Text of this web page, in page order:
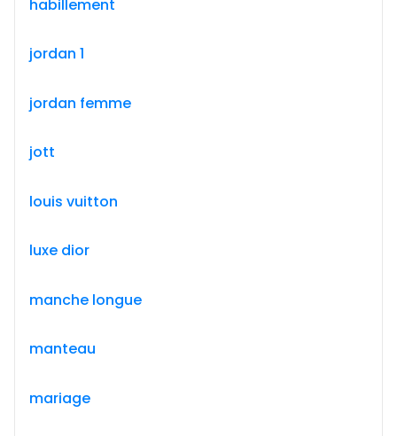
habillement
jordan 1
jordan femme
jott
louis vuitton
luxe dior
manche longue
manteau
mariage